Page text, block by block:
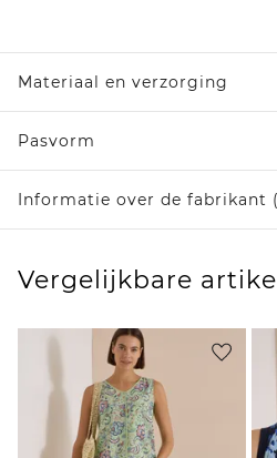
Materiaal en verzorging
Pasvorm
Informatie over de fabrikant
Vergelijkbare